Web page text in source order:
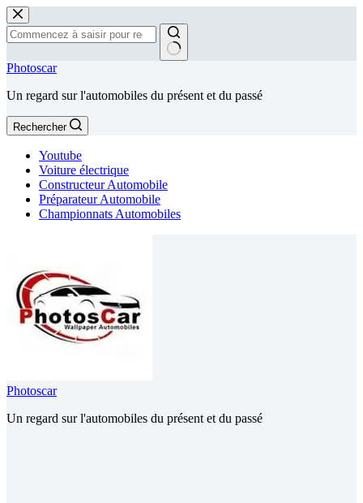
Passer
au
contenu
Aucun
Photoscar
Un regard sur l'automobiles du présent et du passé
Rechercher
Youtube
Voiture électrique
Constructeur Automobile
Préparateur Automobile
Championnats Automobiles
Photoscar
Un regard sur l'automobiles du présent et du passé